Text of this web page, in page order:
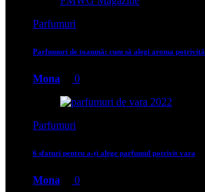
Parfumuri
Parfumuri de toamnă: cum să alegi aroma potrivită
Mona 0
Parfumuri
6 sfaturi pentru a-ți alege parfumul potrivit vara
Mona 0